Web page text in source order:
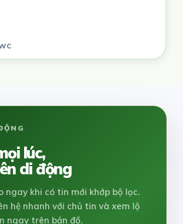
lúc,
di động
ngay khi có tin mới khớp bộ lọc.
hệ nhanh với chủ tin và xem lộ
ngay trên bản đồ.